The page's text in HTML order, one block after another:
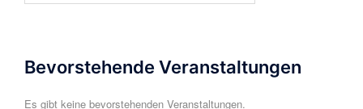
Bevorstehende Veranstaltungen
Es gibt keine bevorstehenden Veranstaltungen.